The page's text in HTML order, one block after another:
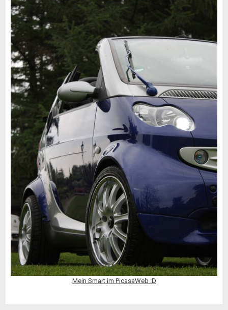
Mein Smart im PicasaWeb :D